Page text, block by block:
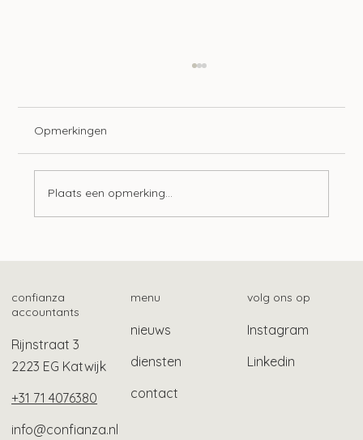
Opmerkingen
Plaats een opmerking...
confianza
accountants
Rijnstraat 3
2223 EG Katwijk
+31 71 4076380
info@confianza.nl
menu
nieuws
diensten
contact
volg ons op
Instagram
Linkedin